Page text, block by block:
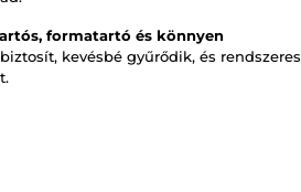
formatartó és könnyen
kevésbé gyűrődik, és rendszeres